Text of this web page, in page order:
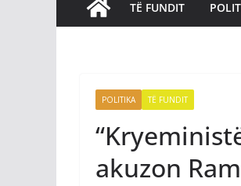
TË FUNDIT
POLITIKA TË FUNDIT
akuzon